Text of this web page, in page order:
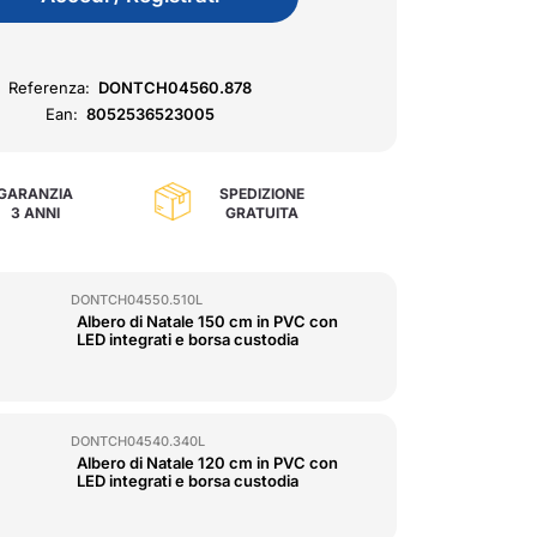
Referenza: DONTCH04560.878
Ean: 8052536523005
3 ANNI
SPEDIZIONE
GRATUITA
DONTCH04550.510L
Albero di Natale 150 cm in PVC con
LED integrati e borsa custodia
DONTCH04540.340L
Albero di Natale 120 cm in PVC con
LED integrati e borsa custodia